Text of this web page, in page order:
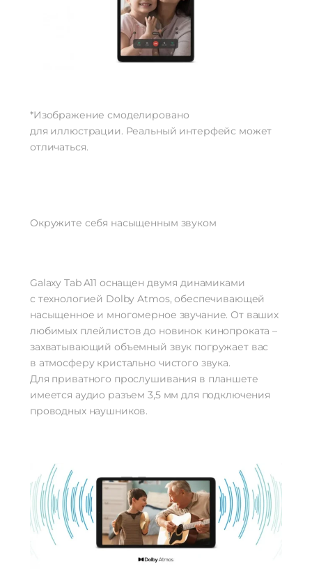
*Изображение смоделировано
для иллюстрации. Реальный интерфейс может
отличаться.
Окружите себя насыщенным звуком
Galaxy Tab A11 оснащен двумя динамиками
с технологией Dolby Atmos, обеспечивающей
насыщенное и многомерное звучание. От ваших
любимых плейлистов до новинок кинопроката –
захватывающий объемный звук погружает вас
в атмосферу кристально чистого звука.
Для приватного прослушивания в планшете
имеется аудио разъем 3,5 мм для подключения
проводных наушников.